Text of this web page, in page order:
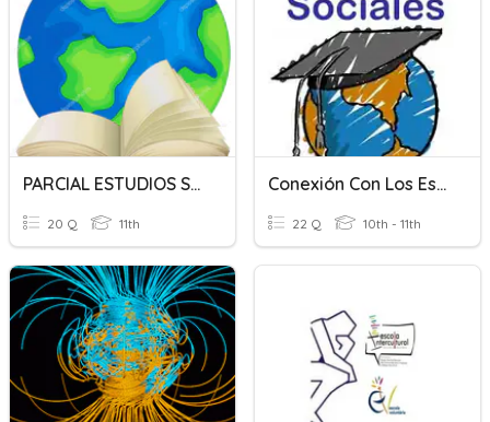
PARCIAL ESTUDIOS SOCIALES
20 Q 11th
Conexión Con Los Estudios Sociales
22 Q 10th - 11th